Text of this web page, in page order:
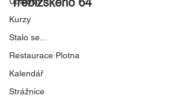
Kurzy
Stalo se...
Restaurace Plotna
Kalendář
Strážnice